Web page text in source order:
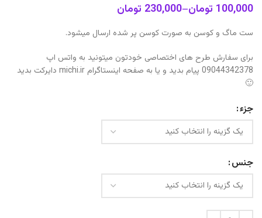
100,000 تومان–
230,000 تومان
ست ماگ و کوسن به صورت کوسن پر شده ارسال میشود.
برای سفارش طرح های اختصاصی خودتون میتونید به واتس اپ
09044342378 پیام بدید و یا به صفحه اینستاگرام michi.ir دایرکت بدید
🙂
جزء
جنس